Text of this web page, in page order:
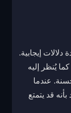
دلالات إيجابية.
يُنظر إليه
عندما
قد يتمتع